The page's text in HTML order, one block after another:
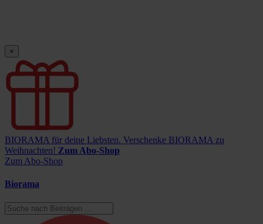
×
BIORAMA für deine Liebsten. Verschenke BIORAMA zu
Weihnachten! Zum Abo-Shop
Zum Abo-Shop
Biorama